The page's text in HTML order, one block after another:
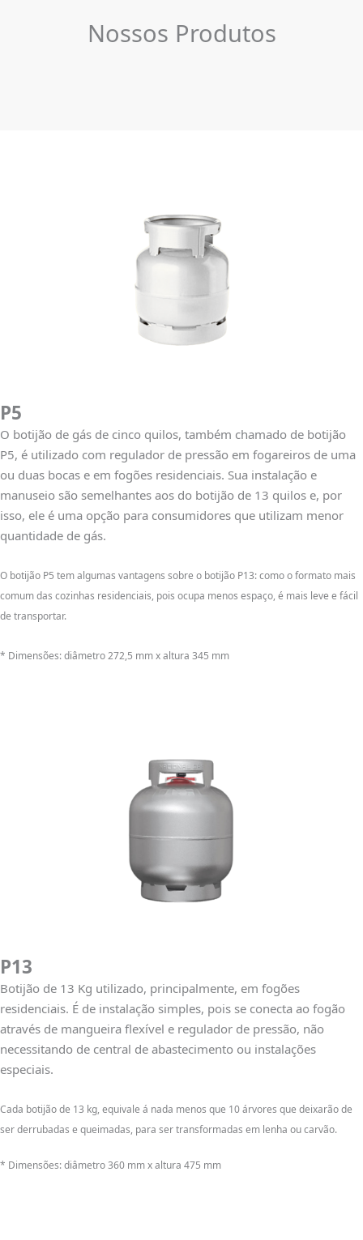
Nossos Produtos
P5
O botijão de gás de cinco quilos, também chamado de botijão
P5, é utilizado com regulador de pressão em fogareiros de uma
ou duas bocas e em fogões residenciais. Sua instalação e
manuseio são semelhantes aos do botijão de 13 quilos e, por
isso, ele é uma opção para consumidores que utilizam menor
quantidade de gás.
O botijão P5 tem algumas vantagens sobre o botijão P13: como o formato mais
comum das cozinhas residenciais, pois ocupa menos espaço, é mais leve e fácil
de transportar.
* Dimensões: diâmetro 272,5 mm x altura 345 mm
P13
Botijão de 13 Kg utilizado, principalmente, em fogões
residenciais. É de instalação simples, pois se conecta ao fogão
através de mangueira flexível e regulador de pressão, não
necessitando de central de abastecimento ou instalações
especiais.
Cada botijão de 13 kg, equivale á nada menos que 10 árvores que deixarão de
ser derrubadas e queimadas, para ser transformadas em lenha ou carvão.
* Dimensões: diâmetro 360 mm x altura 475 mm